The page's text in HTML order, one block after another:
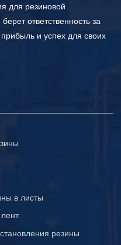
для резиновой
ответственность за
прибыль и успех для своих
в листы
резины